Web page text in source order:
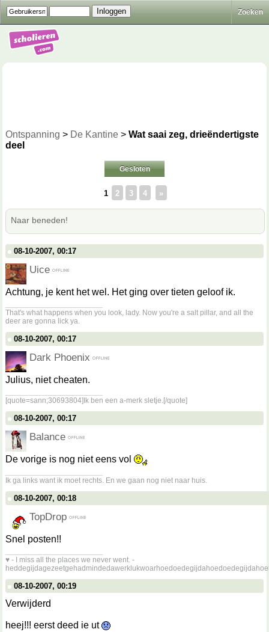
Zoeken
Ontspanning > De Kantine > Wat saai zeg, drieëndertigste
deel
Gesloten
1 2 3 4 »
Naar beneden!
08-10-2007, 00:17
Uice
Achtung, je kent het wel. Het ging over tieten geloof ik.
That's what happens when you look, lady. Now you're a salt pillar, and all the
deer are gonna lick ya.
08-10-2007, 00:17
Dark Phoenix
Julius, niet cheaten.
[quote=sann;30693804]Ik ben een a-merk sletje.[/quote]
08-10-2007, 00:17
Balance
De vorige is nog niet eens vol
Ik ga links want ik moet rechts. En we gaan nog niet naar huis.
08-10-2007, 00:18
TopDrop
Snel posten!!
♥ - I miss all the places we never went. -
08-10-2007, 00:19
Verwijderd
heej!!! eerst deed ie ut